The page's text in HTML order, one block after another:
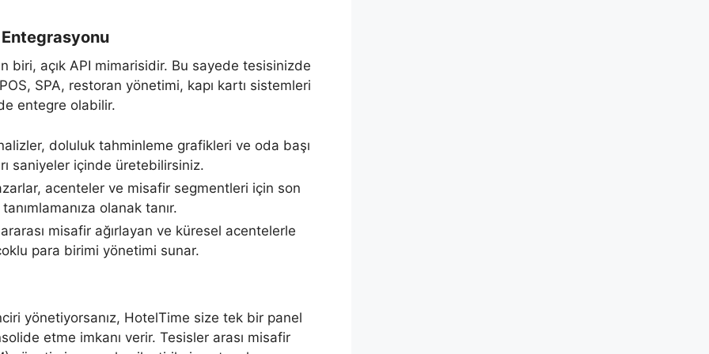
biri, açık API mimarisidir. Bu sayede tesisinizde
SPA, restoran yönetimi, kapı kartı sistemleri
entegre olabilir.
doluluk tahminleme grafikleri ve oda başı
saniyeler içinde üretebilirsiniz.
acenteler ve misafir segmentleri için son
olanak tanır.
misafir ağırlayan ve küresel acentelerle
para birimi yönetimi sunar.
yönetiyorsanız, HotelTime size tek bir panel
etme imkanı verir. Tesisler arası misafir